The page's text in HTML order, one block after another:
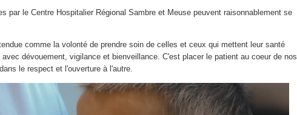
par le Centre Hospitalier Régional Sambre et Meuse peuvent raisonnablement se
comme la volonté de prendre soin de celles et ceux qui mettent leur santé
dévouement, vigilance et bienveillance. C'est placer le patient au coeur de nos
le respect et l'ouverture à l'autre.